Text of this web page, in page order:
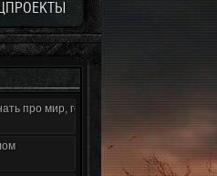
про мир, геймплей и сюжет | Разбор